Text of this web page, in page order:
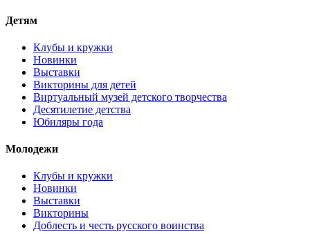
Детям
Клубы и кружки
Новинки
Выставки
Викторины для детей
Виртуальный музей детского творчества
Десятилетие детства
Юбиляры года
Молодежи
Клубы и кружки
Новинки
Выставки
Викторины
Доблесть и честь русского воинства